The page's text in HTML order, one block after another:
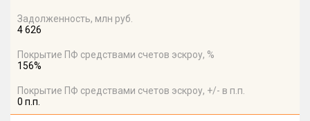
Задолженность, млн руб.
4 626
Покрытие ПФ средствами счетов эскроу, %
156%
Покрытие ПФ средствами счетов эскроу, +/- в п.п.
0 п.п.